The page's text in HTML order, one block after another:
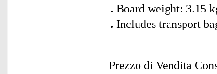
Board weight: 3.15
Includes transport
Prezzo di Vendita